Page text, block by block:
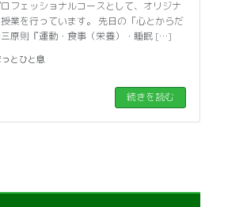
フェッショナルコースとして、オリジナ
業を行っています。 先日の「心とからだ
原則『運動・食事（栄養）・睡眠 […]
っとひと息
続きを読む